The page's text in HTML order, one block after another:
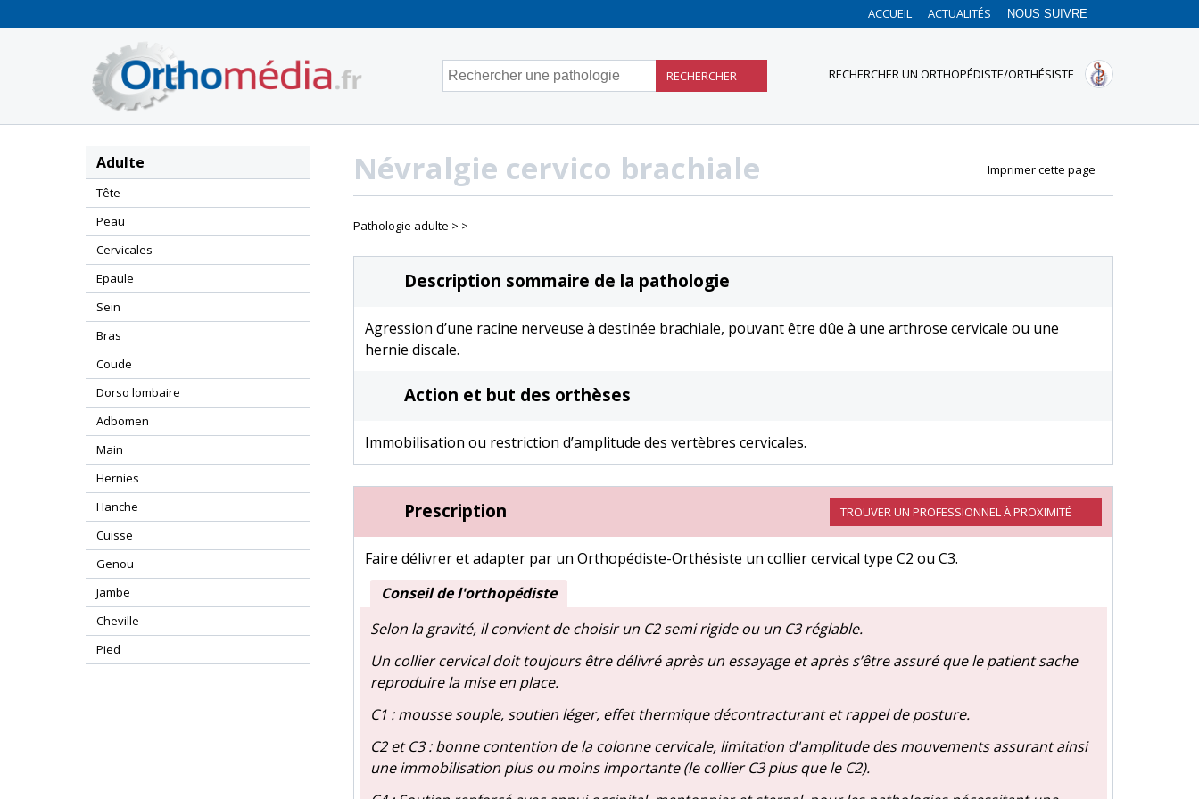
ACCUEIL ACTUALITÉS NOUS SUIVRE
Rechercher une pathologie RECHERCHER RECHERCHER UN ORTHOPÉDISTE/ORTHÉSISTE
Adulte
Tête
Peau
Cervicales
Epaule
Sein
Bras
Coude
Dorso lombaire
Adbomen
Main
Hernies
Hanche
Cuisse
Genou
Jambe
Cheville
Pied
Névralgie cervico brachiale Imprimer cette page
Pathologie adulte
Description sommaire de la pathologie
Agression d’une racine nerveuse à destinée brachiale, pouvant être dûe à une arthrose cervicale ou une
hernie discale.
Action et but des orthèses
Immobilisation ou restriction d’amplitude des vertèbres cervicales.
Prescription TROUVER UN PROFESSIONNEL À PROXIMITÉ
Faire délivrer et adapter par un Orthopédiste-Orthésiste un collier cervical type C2 ou C3.
Conseil de l'orthopédiste
Selon la gravité, il convient de choisir un C2 semi rigide ou un C3 réglable.
Un collier cervical doit toujours être délivré après un essayage et après s’être assuré que le patient sache
reproduire la mise en place.
C1 : mousse souple, soutien léger, effet thermique décontracturant et rappel de posture.
C2 et C3 : bonne contention de la colonne cervicale, limitation d'amplitude des mouvements assurant ainsi
une immobilisation plus ou moins importante (le collier C3 plus que le C2).